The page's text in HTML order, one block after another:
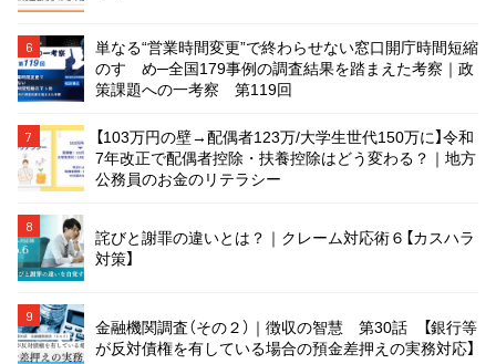
6
単なる“営業時間変更”で終わらせない窓口開庁時間短縮
のすゝめ─全国179事例の調査結果を踏まえた考察｜政
策課題への一考察 第119回
7
【103万円の壁→配偶者123万/大学生世代150万に】令和
7年改正で配偶者控除・扶養控除はどう変わる？｜地方
公務員のお金のリテラシー
8
詫びと謝罪の違いとは？｜クレーム対応術６【カスハラ
対策】
9
金融機関調査（その２）｜徴収の智慧 第30話 【銀行等
が反対債権を有している場合の預金差押えの実務対応】